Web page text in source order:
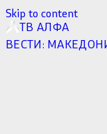
Skip to content
ТВ АЛФА
ВЕСТИ: